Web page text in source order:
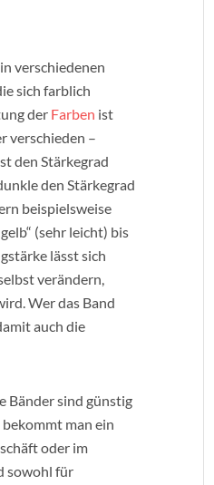
verschiedenen
sich farblich
der Farben ist
verschieden –
den Stärkegrad
den Stärkegrad
beispielsweise
(sehr leicht) bis
lässt sich
verändern,
Wer das Band
auch die
Bänder sind günstig
man ein
oder im
sowohl für